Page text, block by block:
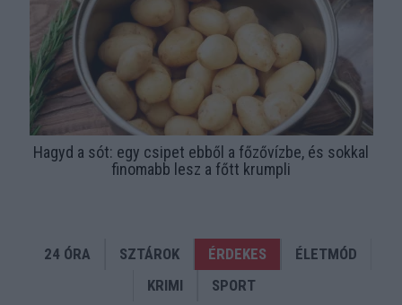
Hagyd a sót: egy csipet ebből a főzővízbe, és sokkal
finomabb lesz a főtt krumpli
24 ÓRA SZTÁROK ÉRDEKES
ÉLETMÓD
KRIMI
SPORT